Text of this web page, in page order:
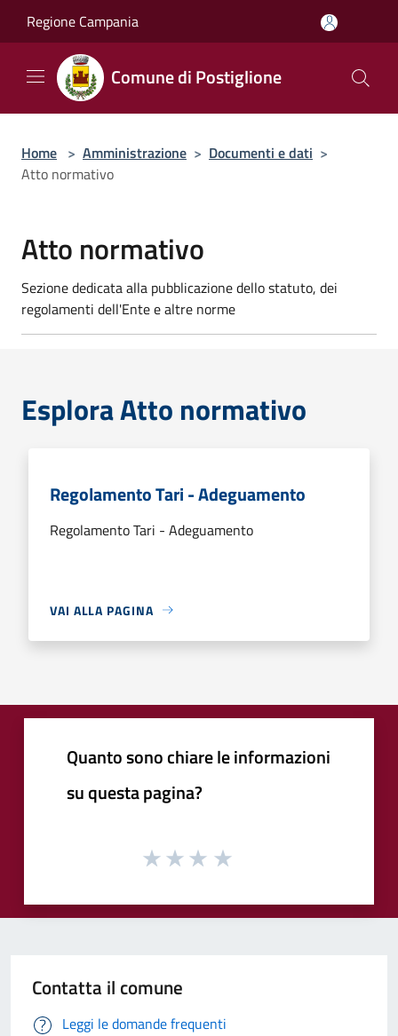
Regione Campania
Comune di Postiglione
Home > Amministrazione > Documenti e dati >
Atto normativo
Atto normativo
Sezione dedicata alla pubblicazione dello statuto, dei
regolamenti dell'Ente e altre norme
Esplora Atto normativo
Regolamento Tari - Adeguamento
Regolamento Tari - Adeguamento
VAI ALLA PAGINA
Quanto sono chiare le informazioni
su questa pagina?
Contatta il comune
Leggi le domande frequenti